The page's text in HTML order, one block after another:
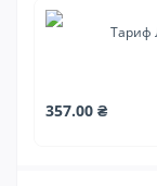
Тариф
357.00 ₴